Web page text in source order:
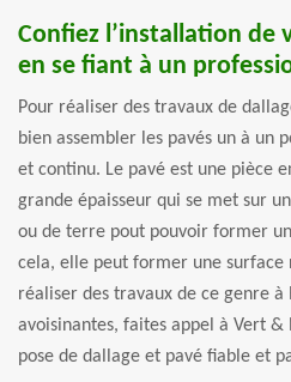
Confiez l’installation de
en se fiant à un
Pour réaliser des travaux de
bien assembler les pavés un à un
et continu. Le pavé est une pièce
grande épaisseur qui se met sur
ou de terre pout pouvoir former
cela, elle peut former une surface
réaliser des travaux de ce genre à
avoisinantes, faites appel à Vert
pose de dallage et pavé fiable et